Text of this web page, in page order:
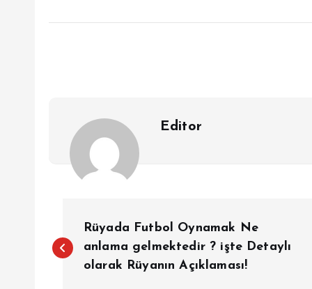
Editor
a
Rüyada Futbol Oynamak Ne
anlama gelmektedir ? işte Detaylı
olarak Rüyanın Açıklaması!